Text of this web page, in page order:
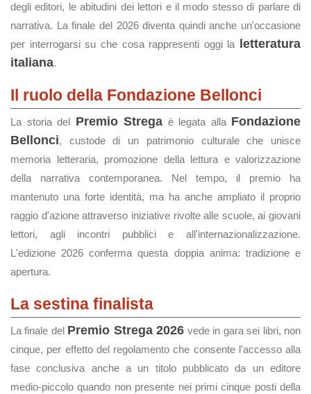
degli editori, le abitudini dei lettori e il modo stesso di parlare di
narrativa. La finale del 2026 diventa quindi anche un'occasione
per interrogarsi su che cosa rappresenti oggi la
letteratura
italiana.
Il ruolo della Fondazione Bellonci
La storia del Premio Strega è legata alla Fondazione
Bellonci, custode di un patrimonio culturale che unisce
memoria letteraria, promozione della lettura e valorizzazione
della narrativa contemporanea. Nel tempo, il premio ha
mantenuto una forte identità, ma ha anche ampliato il proprio
raggio d'azione attraverso iniziative rivolte alle scuole, ai giovani
lettori, agli incontri pubblici e all'internazionalizzazione.
L'edizione 2026 conferma questa doppia anima: tradizione e
apertura.
La sestina finalista
La finale del Premio Strega 2026 vede in gara sei libri, non
cinque, per effetto del regolamento che consente l'accesso alla
fase conclusiva anche a un titolo pubblicato da un editore
medio-piccolo quando non presente nei primi cinque posti della